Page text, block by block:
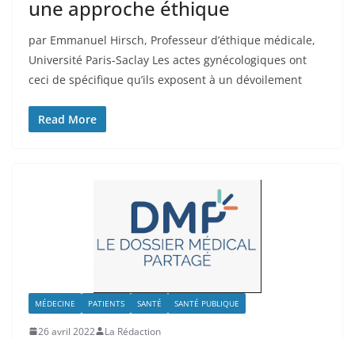
une approche éthique
par Emmanuel Hirsch, Professeur d’éthique médicale,
Université Paris-Saclay Les actes gynécologiques ont
ceci de spécifique qu’ils exposent à un dévoilement
Read More
MÉDECINE PATIENTS SANTÉ SANTÉ PUBLIQUE
26 avril 2022 La Rédaction